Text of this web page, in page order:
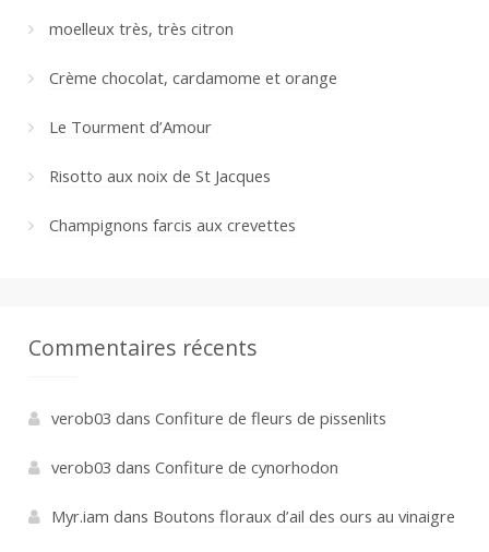
moelleux très, très citron
Crème chocolat, cardamome et orange
Le Tourment d’Amour
Risotto aux noix de St Jacques
Champignons farcis aux crevettes
Commentaires récents
verob03 dans Confiture de fleurs de pissenlits
verob03 dans Confiture de cynorhodon
Myr.iam dans Boutons floraux d’ail des ours au vinaigre